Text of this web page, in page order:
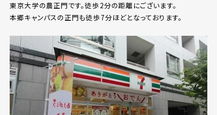
東京大学の農正門です。徒歩2分の距離にございます。
本郷キャンパスの正門も徒歩7分ほどとなっております。